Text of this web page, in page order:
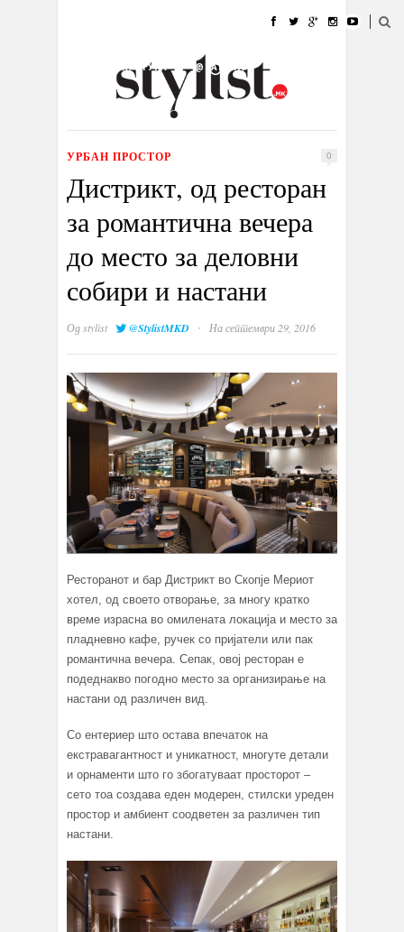
УБАВИНА
КУЛТУРА @РАБОТА
ИЗЛОГ
УРБАН ПРОСТОР 0
Дистрикт, од ресторан
за романтична вечера
до место за деловни
собири и настани
Одstylist @StylistMKD · На септември 29, 2016
Ресторанот и бар Дистрикт во Скопје Мериот
хотел, од своето отворање, за многу кратко
време израсна во омилената локација и место за
пладневно кафе, ручек со пријатели или пак
романтична вечера. Сепак, овој ресторан е
подеднакво погодно место за организирање на
настани од различен вид.
Со ентериер што остава впечаток на
екстравагантност и уникатност, многуте детали
и орнаменти што го збогатуваат просторот –
сето тоа создава еден модерен, стилски уреден
простор и амбиент соодветен за различен тип
настани.